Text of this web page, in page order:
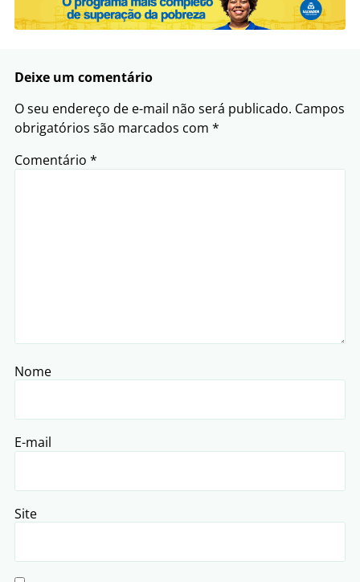
Deixe um comentário
O seu endereço de e-mail não será publicado. Campos
obrigatórios são marcados com *
Comentário *
Nome
E-mail
Site